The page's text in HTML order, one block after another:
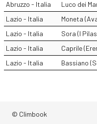
Abruzzo - Italia
Luco dei
Lazio - Italia
Moneta
Lazio - Italia
Sora (I
Lazio - Italia
Caprile
Lazio - Italia
Bassiano
© Climbook